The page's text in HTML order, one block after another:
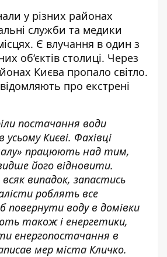
у різних районах
служби та медики
Є влучання в один з
об‘єктів столиці. Через
Києва пропало світло.
про екстрені
постачання води
усьому Києві. Фахівці
працюють над тим,
його відновити.
випадок, запастись
роблять все
воду в домівки
також і енергетики,
енергопостачання в
мер міста Кличко.